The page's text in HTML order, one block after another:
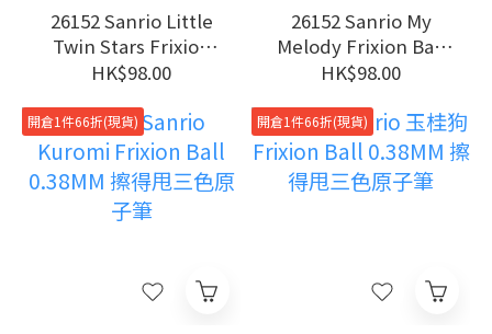
26152 Sanrio Little
Twin Stars Frixion
Ball 0.38MM 擦得甩三
HK$98.00
26152 Sanrio My
Melody Frixion Ball
0.38MM 擦得甩三色原
HK$98.00
開倉1件66折(現貨) 開倉1件66折(現貨)